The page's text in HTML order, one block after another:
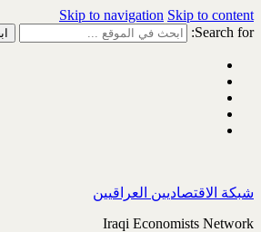
Skip to navigation Skip to content
Search for:
شبكة الاقتصاديين العراقيين
Iraqi Economists Network